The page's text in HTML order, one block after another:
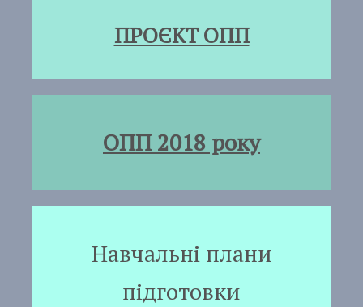
ПРОЄКТ ОПП
ОПП 2018 року
Навчальні плани
підготовки